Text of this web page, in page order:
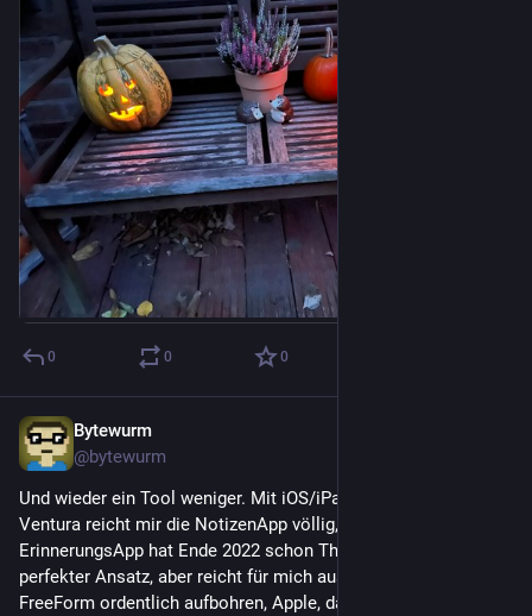
0 0 0
Bytewurm
@bytewurm
Und wieder ein Tool weniger. Mit iOS/iPadOS 17 und macOS
Ventura reicht mir die NotizenApp völlig, Outline kann weg.
ErinnerungsApp hat Ende 2022 schon Things abgelöst - kein
perfekter Ansatz, aber reicht für mich aus. Jetzt noch
FreeForm ordentlich aufbohren, Apple, dann sind Goodnotes